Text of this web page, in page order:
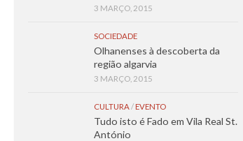
3 MARÇO, 2015
SOCIEDADE
Olhanenses à descoberta da
região algarvia
3 MARÇO, 2015
CULTURA/ EVENTO
Tudo isto é Fado em Vila Real St.
António